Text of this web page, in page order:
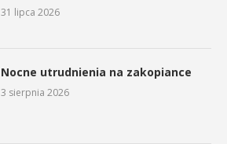
31 lipca 2026
Nocne utrudnienia na zakopiance
3 sierpnia 2026